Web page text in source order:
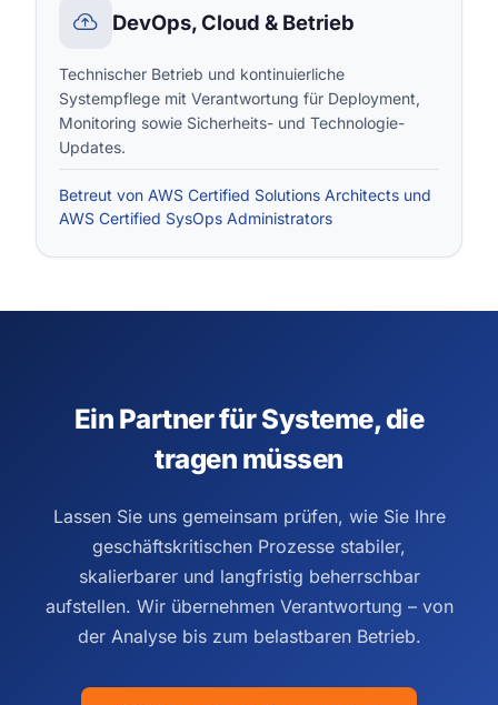
DevOps, Cloud & Betrieb
Technischer Betrieb und kontinuierliche
Systempflege mit Verantwortung für Deployment,
Monitoring sowie Sicherheits- und Technologie-
Updates.
Betreut von AWS Certified Solutions Architects und
AWS Certified SysOps Administrators
Ein Partner für Systeme, die
tragen müssen
Lassen Sie uns gemeinsam prüfen, wie Sie Ihre
geschäftskritischen Prozesse stabiler,
skalierbarer und langfristig beherrschbar
aufstellen. Wir übernehmen Verantwortung – von
der Analyse bis zum belastbaren Betrieb.